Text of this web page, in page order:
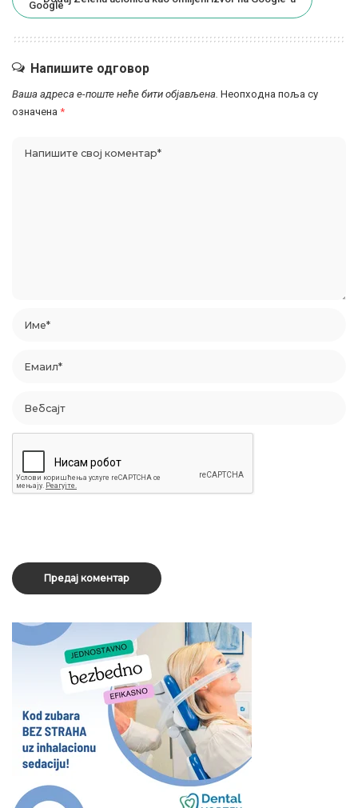
Напишите одговор
Ваша адреса е-поште неће бити објављена. Неопходна поља су
означена *